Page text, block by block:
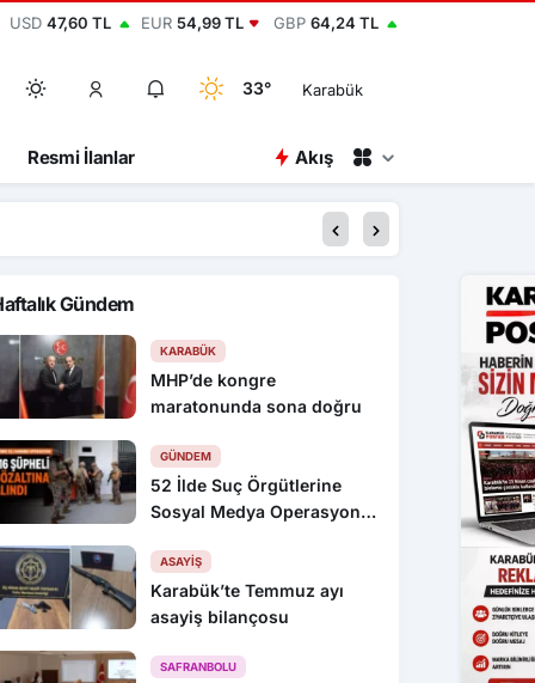
USD 47,60 TL EUR 54,99 TL GBP 64,24 TL
33° Karabük
Resmi İlanlar Akış
20:00 Dronla vurulan Türk
Gündem
KARABÜK
MHP’de kongre
maratonunda sona doğru
GÜNDEM
52 İlde Suç Örgütlerine
Sosyal Medya Operasyonu:
ASAYIŞ
Karabük’te Temmuz ayı
asayiş bilançosu
SAFRANBOLU